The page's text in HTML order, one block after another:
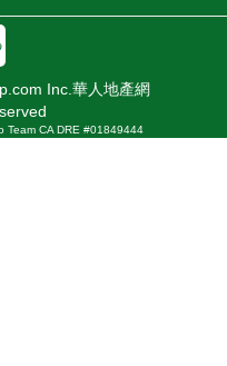
Inc.華人地產網
Team CA DRE #01849444